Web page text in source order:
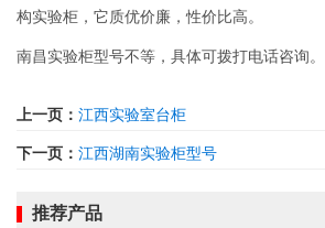
构实验柜，它质优价廉，性价比高。
南昌实验柜型号不等，具体可拨打电话咨询。
上一页： 江西实验室台柜
下一页： 江西湖南实验柜型号
推荐产品